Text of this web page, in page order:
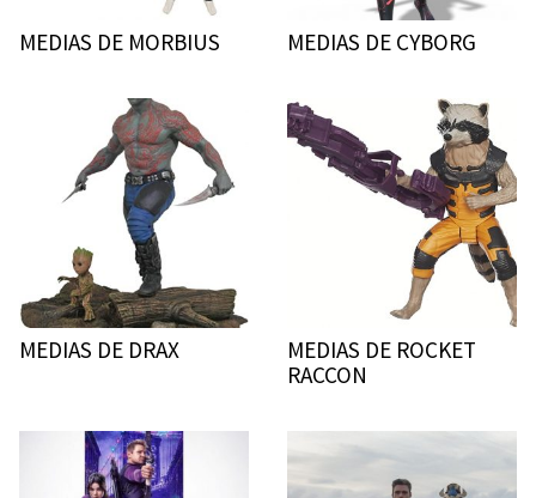
MEDIAS DE MORBIUS MEDIAS DE CYBORG
MEDIAS DE DRAX
MEDIAS DE ROCKET
RACCON